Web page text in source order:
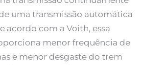
uma transmissão automática
acordo com a Voith, essa
menor frequência de
e menor desgaste do trem